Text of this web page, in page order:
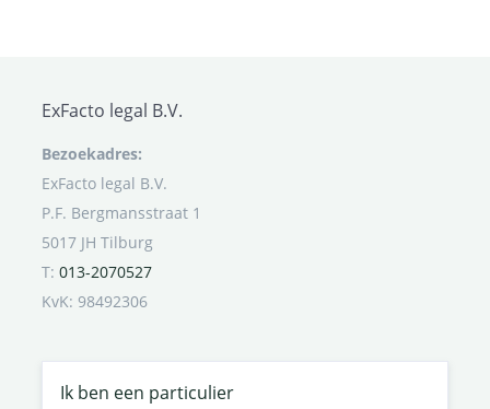
ExFacto legal B.V.
Bezoekadres:
ExFacto legal B.V.
P.F. Bergmansstraat 1
5017 JH Tilburg
T: 013-2070527
KvK: 98492306
Ik ben een particulier